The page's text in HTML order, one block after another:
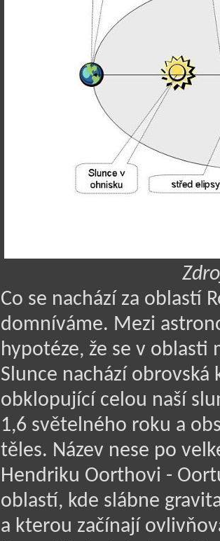
Co se nachází za oblastí
domníváme. Mezi
hypotéze, že se v oblasti
Slunce nachází
obklopující celou naší
1,6 světelného roku a
těles. Název nese po
Hendriku Oorthovi -
oblastí, kde slábne
a kterou začínají